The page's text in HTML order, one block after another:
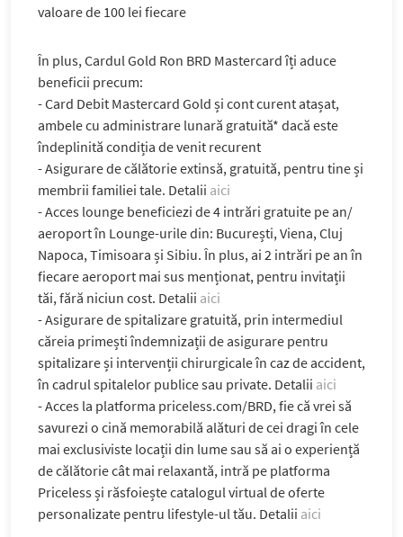
valoare de 100 lei fiecare
În plus, Cardul Gold Ron BRD Mastercard îți aduce
beneficii precum:
- Card Debit Mastercard Gold și cont curent atașat,
ambele cu administrare lunară gratuită* dacă este
îndeplinită condiția de venit recurent
- Asigurare de călătorie extinsă, gratuită, pentru tine și
membrii familiei tale. Detalii aici
- Acces lounge beneficiezi de 4 intrări gratuite pe an/
aeroport în Lounge-urile din: București, Viena, Cluj
Napoca, Timisoara și Sibiu. În plus, ai 2 intrări pe an în
fiecare aeroport mai sus menționat, pentru invitații
tăi, fără niciun cost. Detalii aici
- Asigurare de spitalizare gratuită, prin intermediul
căreia primești îndemnizații de asigurare pentru
spitalizare și intervenții chirurgicale în caz de accident,
în cadrul spitalelor publice sau private. Detalii aici
- Acces la platforma priceless.com/BRD, fie că vrei să
savurezi o cină memorabilă alături de cei dragi în cele
mai exclusiviste locații din lume sau să ai o experiență
de călătorie cât mai relaxantă, intră pe platforma
Priceless și răsfoiește catalogul virtual de oferte
personalizate pentru lifestyle-ul tău. Detalii aici